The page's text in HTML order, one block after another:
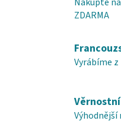
ZDARMA
Vyrábíme
Výhodnější